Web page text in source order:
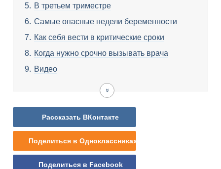
В третьем триместре
Самые опасные недели беременности
Как себя вести в критические сроки
Когда нужно срочно вызывать врача
Видео
Рассказать ВКонтакте
Поделиться в Одноклассниках
Поделиться в Facebook